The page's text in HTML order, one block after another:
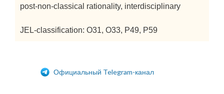
post-non-classical rationality, interdisciplinary
JEL-classification: O31, O33, P49, P59
Официальный Telegram-канал